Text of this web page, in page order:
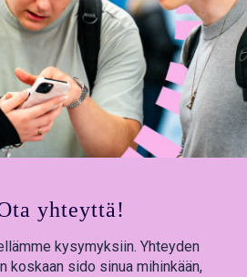
yhteyttä!
kysymyksiin. Yhteyden
koskaan sido sinua mihinkään,